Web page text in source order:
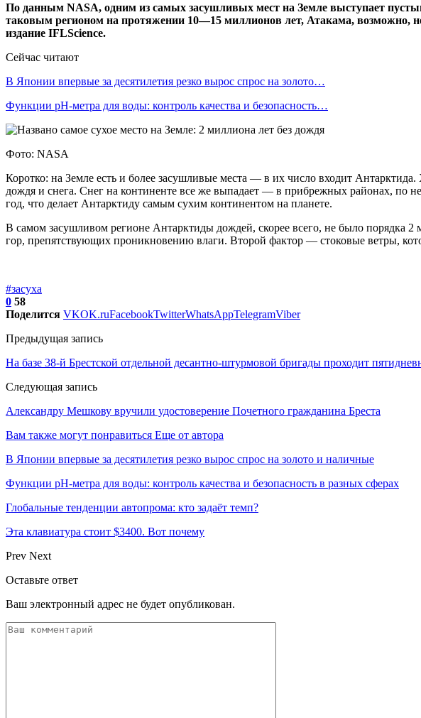
По данным NASA, одним из самых засушливых мест на Земле выступает
таковым регионом на протяжении 10—15 миллионов лет, Атакама, возможно,
издание IFLScience.
Сейчас читают
В Японии впервые за десятилетия резко вырос спрос на золото…
Функции pH-метра для воды: контроль качества и безопасность…
Фото: NASA
Коротко: на Земле есть и более засушливые места — в их число входит
дождя и снега. Снег на континенте все же выпадает — в прибрежных районах, по
год, что делает Антарктиду самым сухим континентом на планете.
В самом засушливом регионе Антарктиды дождей, скорее всего, не было порядка
гор, препятствующих проникновению влаги. Второй фактор — стоковые ветры,
#засуха
0 58
Поделится VKOK.ruFacebookTwitterWhatsAppTelegramViber
Предыдущая запись
На базе 38-й Брестской отдельной десантно-штурмовой бригады проходит
Следующая запись
Александру Мешкову вручили удостоверение Почетного гражданина Бреста
Вам также могут понравиться Еще от автора
В Японии впервые за десятилетия резко вырос спрос на золото и наличные
Функции pH-метра для воды: контроль качества и безопасность в разных сферах
Глобальные тенденции автопрома: кто задаёт темп?
Эта клавиатура стоит $3400. Вот почему
Prev Next
Оставьте ответ
Ваш электронный адрес не будет опубликован.